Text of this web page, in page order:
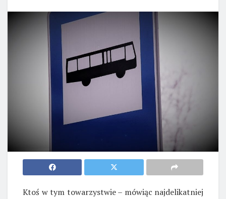
Ktoś w tym towarzystwie – mówiąc najdelikatniej